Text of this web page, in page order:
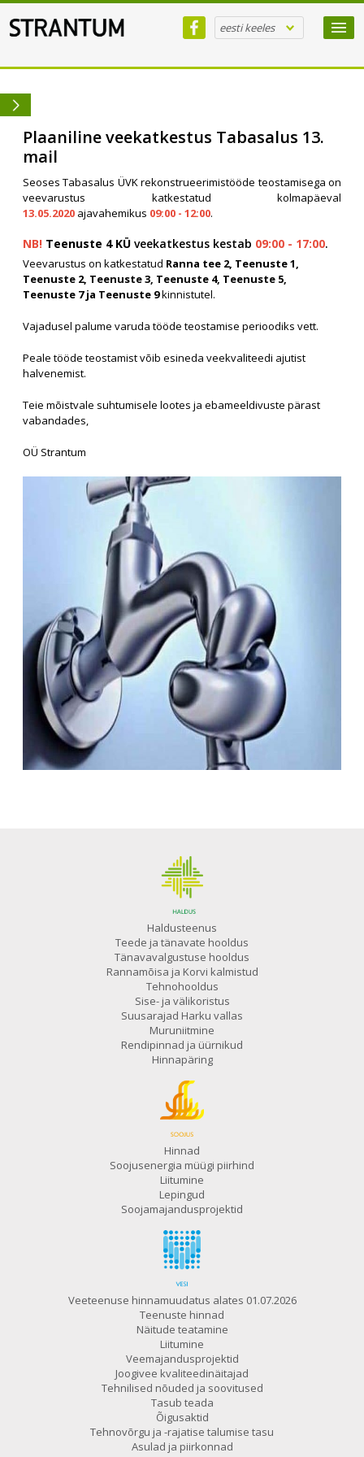
eesti keeles
Plaaniline veekatkestus Tabasalus 13.
mail
Seoses Tabasalus ÜVK rekonstrueerimistööde teostamisega on
veevarustus katkestatud kolmapäeval
13.05.2020 ajavahemikus 09:00 - 12:00.
NB! Teenuste 4 KÜ veekatkestus kestab 09:00 - 17:00.
Veevarustus on katkestatud Ranna tee 2, Teenuste 1,
Teenuste 2, Teenuste 3, Teenuste 4, Teenuste 5,
Teenuste 7 ja Teenuste 9kinnistutel.
Vajadusel palume varuda tööde teostamise perioodiks vett.
Peale tööde teostamist võib esineda veekvaliteedi ajutist
halvenemist.
Teie mõistvale suhtumisele lootes ja ebameeldivuste pärast
vabandades,
OÜ Strantum
Haldusteenus
Teede ja tänavate hooldus
Tänavavalgustuse hooldus
Rannamõisa ja Korvi kalmistud
Tehnohooldus
Sise- ja välikoristus
Suusarajad Harku vallas
Muruniitmine
Rendipinnad ja üürnikud
Hinnapäring
Hinnad
Soojusenergia müügi piirhind
Liitumine
Lepingud
Soojamajandusprojektid
Veeteenuse hinnamuudatus alates 01.07.2026
Teenuste hinnad
Näitude teatamine
Liitumine
Veemajandusprojektid
Joogivee kvaliteedinäitajad
Tehnilised nõuded ja soovitused
Tasub teada
Õigusaktid
Tehnovõrgu ja -rajatise talumise tasu
Asulad ja piirkonnad